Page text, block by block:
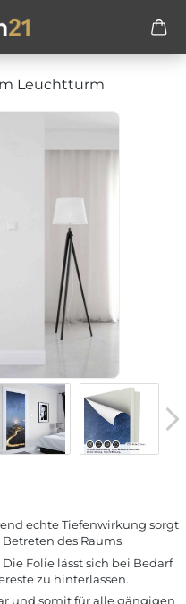
Leuchtturm
echte Tiefenwirkung sorgt
des Raums.
Folie lässt sich bei Bedarf
zu hinterlassen.
und somit für alle gängigen